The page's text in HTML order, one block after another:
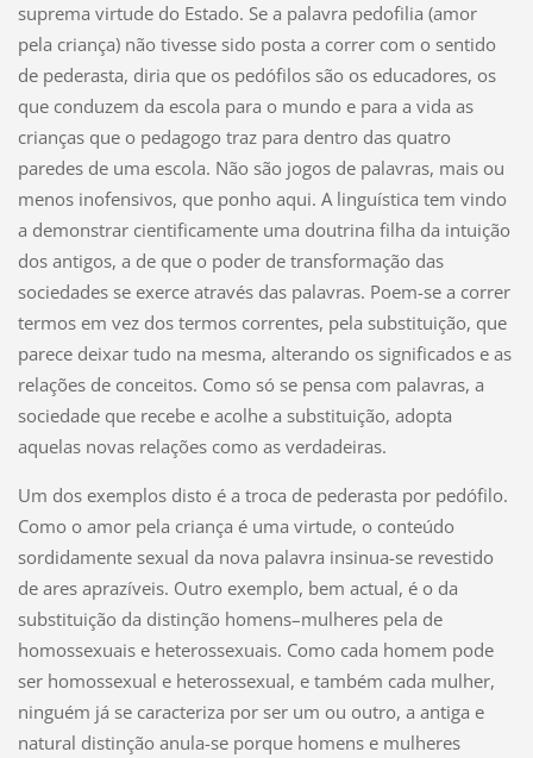
suprema virtude do Estado. Se a palavra pedofilia (amor
pela criança) não tivesse sido posta a correr com o sentido
de pederasta, diria que os pedófilos são os educadores, os
que conduzem da escola para o mundo e para a vida as
crianças que o pedagogo traz para dentro das quatro
paredes de uma escola. Não são jogos de palavras, mais ou
menos inofensivos, que ponho aqui. A linguística tem vindo
a demonstrar cientificamente uma doutrina filha da intuição
dos antigos, a de que o poder de transformação das
sociedades se exerce através das palavras. Poem-se a correr
termos em vez dos termos correntes, pela substituição, que
parece deixar tudo na mesma, alterando os significados e as
relações de conceitos. Como só se pensa com palavras, a
sociedade que recebe e acolhe a substituição, adopta
aquelas novas relações como as verdadeiras.
Um dos exemplos disto é a troca de pederasta por pedófilo.
Como o amor pela criança é uma virtude, o conteúdo
sordidamente sexual da nova palavra insinua-se revestido
de ares aprazíveis. Outro exemplo, bem actual, é o da
substituição da distinção homens–mulheres pela de
homossexuais e heterossexuais. Como cada homem pode
ser homossexual e heterossexual, e também cada mulher,
ninguém já se caracteriza por ser um ou outro, a antiga e
natural distinção anula-se porque homens e mulheres